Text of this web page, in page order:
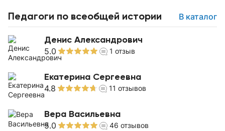
Педагоги по всеобщей истории В каталог
Денис Александрович
5.0 1 отзыв
Екатерина Сергеевна
4.8 11 отзывов
Вера Васильевна
5.0 46 отзывов